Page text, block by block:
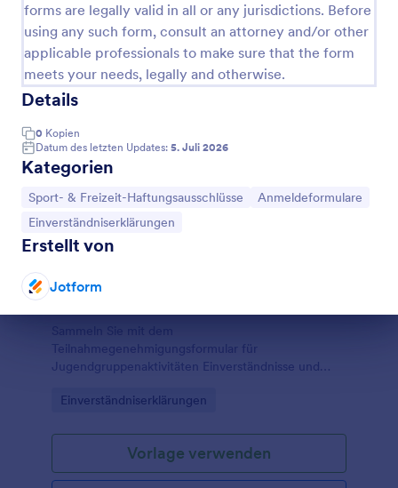
forms are legally valid in all or any jurisdictions. Before
using any such form, consult an attorney and/or other
applicable professionals to make sure that the form
meets your needs, legally and otherwise.
Details
0 Kopien
Datum des letzten Updates: 5. Juli 2026
Kategorien
Zur Kategorie:
Sport- & Freizeit-Haftungsausschlüsse Zur Kategorie:
Anmeldeformulare
Zur Kategorie:
Einverständniserklärungen
Erstellt von
Jotform
Sammeln Sie mit dem
Teilnahmegenehmigungsformular für
Jugendgruppenaktivitäten Einverständnisse und
Gruppenangebote, ideal für Vereine, Schulen und
bündeln möchten.
Go to Category:
Einverständniserklärungen
Vorlage verwenden